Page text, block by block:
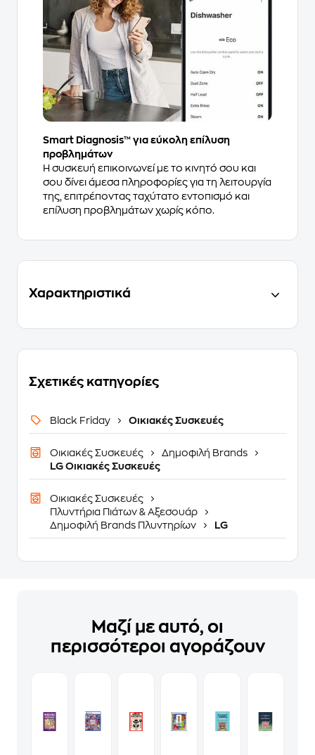
Smart Diagnosis™ για εύκολη επίλυση
προβλημάτων
Η συσκευή επικοινωνεί με το κινητό σου και
σου δίνει άμεσα πληροφορίες για τη λειτουργία
της, επιτρέποντας ταχύτατο εντοπισμό και
επίλυση προβλημάτων χωρίς κόπο.
Χαρακτηριστικά
Σχετικές κατηγορίες
Black Friday Οικιακές Συσκευές
Οικιακές Συσκευές
Δημοφιλή Brands
LG Οικιακές Συσκευές
Οικιακές Συσκευές
Πλυντήρια Πιάτων & Αξεσουάρ
Δημοφιλή Brands Πλυντηρίων
LG
Μαζί με αυτό, οι
περισσότεροι αγοράζουν